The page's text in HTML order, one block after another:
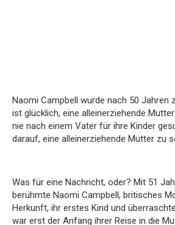
Naomi Campbell wurde nach 50 Jahren
ist glücklich, eine alleinerziehende
nie nach einem Vater für ihre Kinder
darauf, eine alleinerziehende Mutter zu
Was für eine Nachricht, oder? Mit 51
berühmte Naomi Campbell, britisches
Herkunft, ihr erstes Kind und
war erst der Anfang ihrer Reise in die